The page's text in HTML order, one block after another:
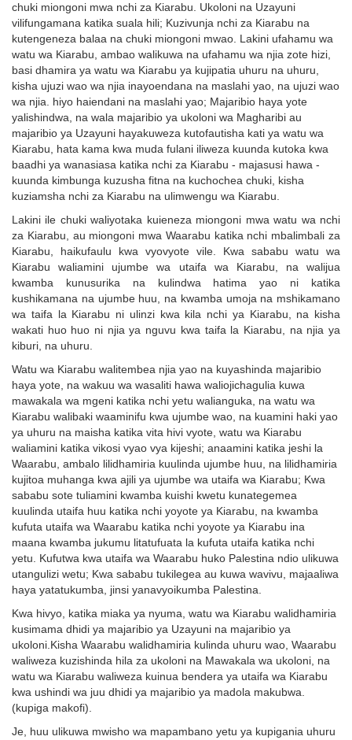
chuki miongoni mwa nchi za Kiarabu. Ukoloni na Uzayuni
vilifungamana katika suala hili; Kuzivunja nchi za Kiarabu na
kutengeneza balaa na chuki miongoni mwao. Lakini ufahamu wa
watu wa Kiarabu, ambao walikuwa na ufahamu wa njia zote hizi,
basi dhamira ya watu wa Kiarabu ya kujipatia uhuru na uhuru,
kisha ujuzi wao wa njia inayoendana na maslahi yao, na ujuzi wao
wa njia. hiyo haiendani na maslahi yao; Majaribio haya yote
yalishindwa, na wala majaribio ya ukoloni wa Magharibi au
majaribio ya Uzayuni hayakuweza kutofautisha kati ya watu wa
Kiarabu, hata kama kwa muda fulani iliweza kuunda kutoka kwa
baadhi ya wanasiasa katika nchi za Kiarabu - majasusi hawa -
kuunda kimbunga kuzusha fitna na kuchochea chuki, kisha
kuziamsha nchi za Kiarabu na ulimwengu wa Kiarabu.
Lakini ile chuki waliyotaka kuieneza miongoni mwa watu wa nchi
za Kiarabu, au miongoni mwa Waarabu katika nchi mbalimbali za
Kiarabu, haikufaulu kwa vyovyote vile. Kwa sababu watu wa
Kiarabu waliamini ujumbe wa utaifa wa Kiarabu, na walijua
kwamba kunusurika na kulindwa hatima yao ni katika
kushikamana na ujumbe huu, na kwamba umoja na mshikamano
wa taifa la Kiarabu ni ulinzi kwa kila nchi ya Kiarabu, na kisha
wakati huo huo ni njia ya nguvu kwa taifa la Kiarabu, na njia ya
kiburi, na uhuru.
Watu wa Kiarabu walitembea njia yao na kuyashinda majaribio
haya yote, na wakuu wa wasaliti hawa waliojichagulia kuwa
mawakala wa mgeni katika nchi yetu walianguka, na watu wa
Kiarabu walibaki waaminifu kwa ujumbe wao, na kuamini haki yao
ya uhuru na maisha katika vita hivi vyote, watu wa Kiarabu
waliamini katika vikosi vyao vya kijeshi; anaamini katika jeshi la
Waarabu, ambalo lilidhamiria kuulinda ujumbe huu, na lilidhamiria
kujitoa muhanga kwa ajili ya ujumbe wa utaifa wa Kiarabu; Kwa
sababu sote tuliamini kwamba kuishi kwetu kunategemea
kuulinda utaifa huu katika nchi yoyote ya Kiarabu, na kwamba
kufuta utaifa wa Waarabu katika nchi yoyote ya Kiarabu ina
maana kwamba jukumu litatufuata la kufuta utaifa katika nchi
yetu. Kufutwa kwa utaifa wa Waarabu huko Palestina ndio ulikuwa
utangulizi wetu; Kwa sababu tukilegea au kuwa wavivu, majaaliwa
haya yatatukumba, jinsi yanavyoikumba Palestina.
Kwa hivyo, katika miaka ya nyuma, watu wa Kiarabu walidhamiria
kusimama dhidi ya majaribio ya Uzayuni na majaribio ya
ukoloni.Kisha Waarabu walidhamiria kulinda uhuru wao, Waarabu
waliweza kuzishinda hila za ukoloni na Mawakala wa ukoloni, na
watu wa Kiarabu waliweza kuinua bendera ya utaifa wa Kiarabu
kwa ushindi wa juu dhidi ya majaribio ya madola makubwa.
(kupiga makofi).
Je, huu ulikuwa mwisho wa mapambano yetu ya kupigania uhuru